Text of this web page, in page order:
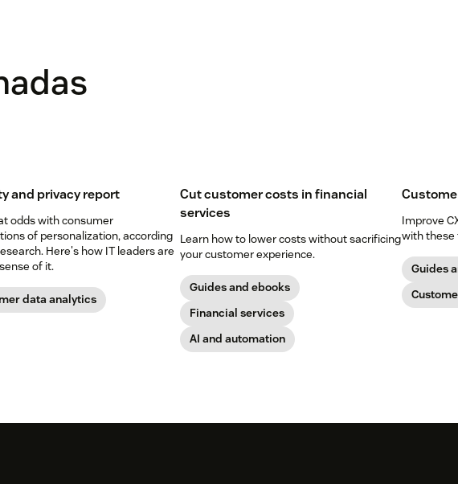
and privacy report
odds with consumer
of personalization, according
Here's how IT leaders are
of it.
data analytics
Cut customer costs in financial
services
Learn how to lower costs without sacrificing
your customer experience.
Guides and ebooks
Financial services
AI and automation
Improve
with these
Guides